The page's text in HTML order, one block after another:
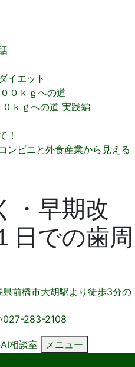
イエット
０ｋｇへの道
ｋｇへの道 実践編
！
ンビニと外食産業から見える
・早期改
日での歯周
027-283-2108
相談室
メニュー